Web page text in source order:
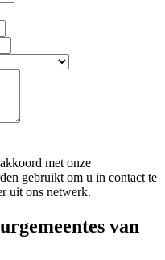
met onze
gebruikt om u in contact te
uit ons netwerk.
van